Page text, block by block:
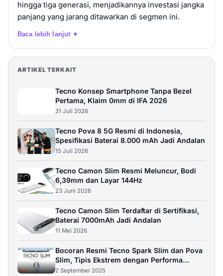
hingga tiga generasi, menjadikannya investasi jangka
panjang yang jarang ditawarkan di segmen ini.
Baca lebih lanjut ▼
ARTIKEL TERKAIT
Tecno Konsep Smartphone Tanpa Bezel
Pertama, Klaim 0mm di IFA 2026
31 Juli 2026
Tecno Pova 8 5G Resmi di Indonesia,
Spesifikasi Baterai 8.000 mAh Jadi Andalan
15 Juli 2026
Tecno Camon Slim Resmi Meluncur, Bodi
6,39mm dan Layar 144Hz
23 Juni 2026
Tecno Camon Slim Terdaftar di Sertifikasi,
Baterai 7000mAh Jadi Andalan
11 Mei 2026
Bocoran Resmi Tecno Spark Slim dan Pova
Slim, Tipis Ekstrem dengan Performa
Tangguh
2 September 2025